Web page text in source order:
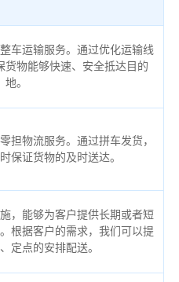
车运输服务。通过优化运输线
货物能够快速、安全抵达目的
地。
担物流服务。通过拼车发货，
保证货物的及时送达。
，能够为客户提供长期或者短
根据客户的需求，我们可以提
定点的安排配送。